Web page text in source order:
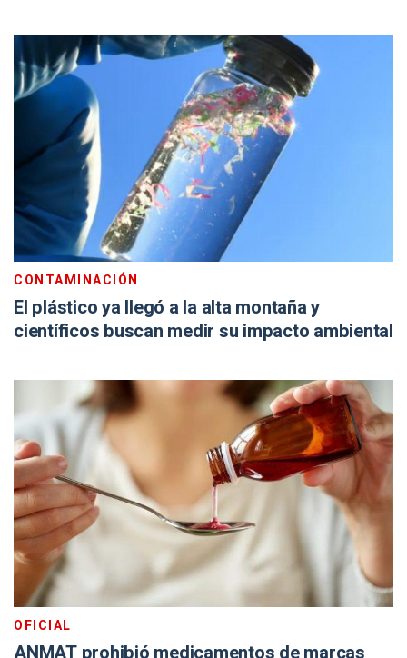
CONTAMINACIÓN
El plástico ya llegó a la alta montaña y
científicos buscan medir su impacto ambiental
OFICIAL